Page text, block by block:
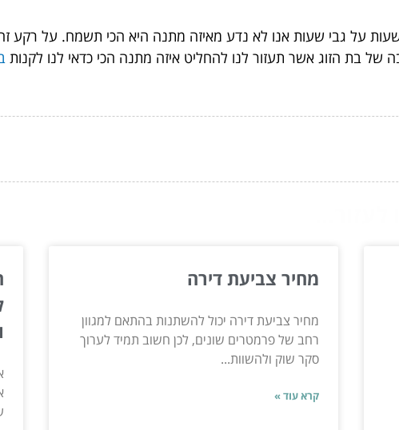
על גבי שעות אנו לא נדע מאיזה מתנה היא הכי תשמח. על רקע זה
של בת הזוג אשר תעזור לנו להחליט איזה מתנה הכי כדאי לנו לקנות
מחיר צביעת דירה
מחיר צביעת דירה יכול להשתנות בהתאם למגוון
רחב של פרמטרים שונים, לכן חשוב תמיד לערוך
סקר שוק ולהשוות...
קרא עוד »